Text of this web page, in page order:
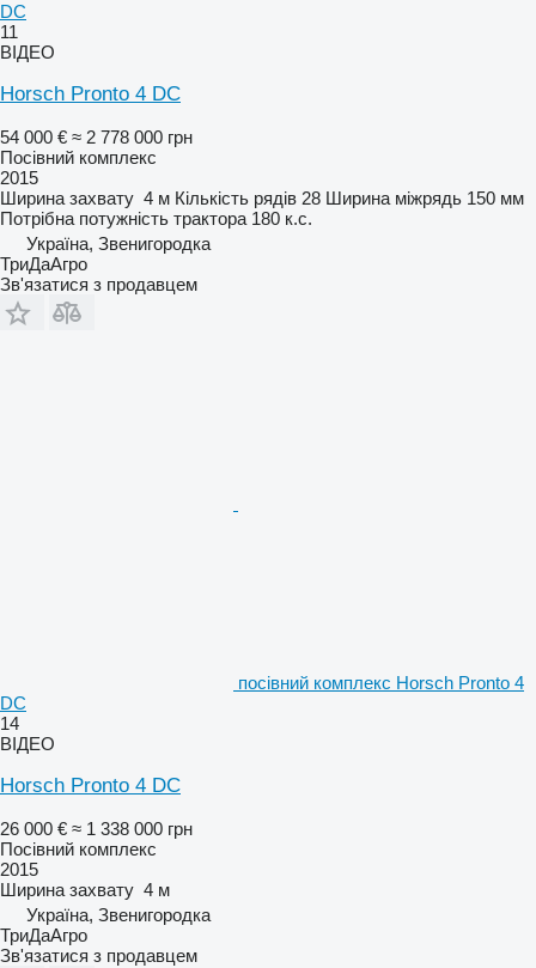
DC
11
ВІДЕО
Horsch Pronto 4 DC
54 000 € ≈ 2 778 000 грн
Посівний комплекс
2015
Ширина захвату 4 м Кількість рядів 28 Ширина міжрядь 150 мм
Потрібна потужність трактора 180 к.с.
Україна, Звенигородка
ТриДаАгро
Зв'язатися з продавцем
посівний комплекс Horsch Pronto 4
DC
14
ВІДЕО
Horsch Pronto 4 DC
26 000 € ≈ 1 338 000 грн
Посівний комплекс
2015
Ширина захвату 4 м
Україна, Звенигородка
ТриДаАгро
Зв'язатися з продавцем